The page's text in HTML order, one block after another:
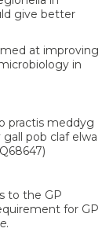
give better
at improving
in
practis meddyg
pob claf elwa
to the GP
for GP
.